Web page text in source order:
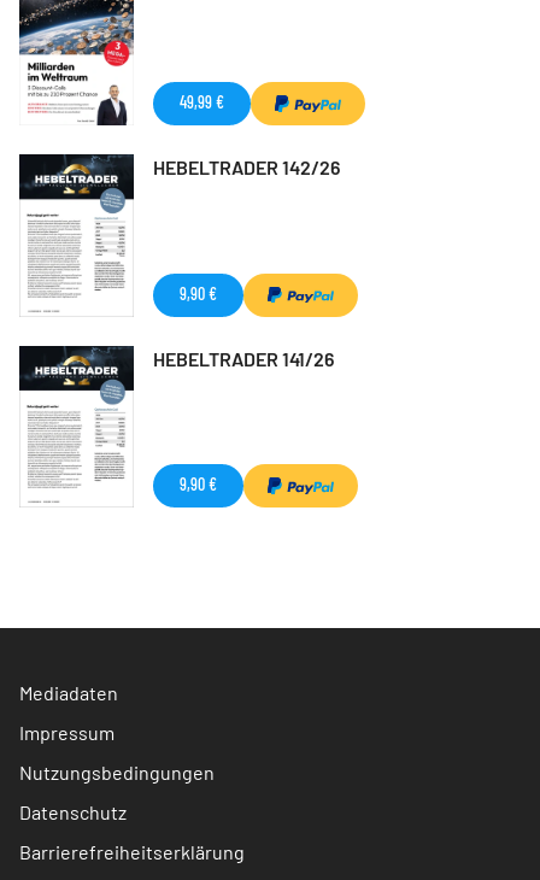
49,99 €
HEBELTRADER 142/26
9,90 €
HEBELTRADER 141/26
9,90 €
Mediadaten
Impressum
Nutzungsbedingungen
Datenschutz
Barrierefreiheitserklärung